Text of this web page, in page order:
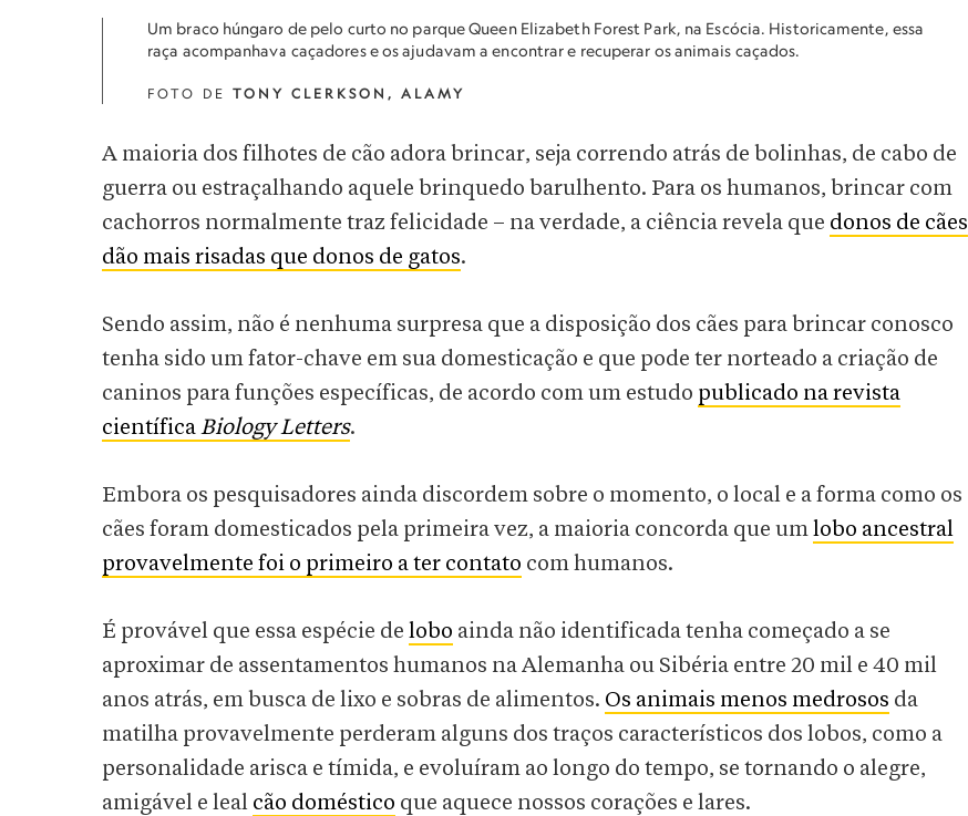
Um braco húngaro de pelo curto no parque Queen Elizabeth Forest Park, na Escócia. Historicamente, essa
raça acompanhava caçadores e os ajudavam a encontrar e recuperar os animais caçados.
FOTO DE TONY CLERKSON, ALAMY
A maioria dos filhotes de cão adora brincar, seja correndo atrás de bolinhas, de cabo de
guerra ou estraçalhando aquele brinquedo barulhento. Para os humanos, brincar com
cachorros normalmente traz felicidade – na verdade, a ciência revela que donos de cães
dão mais risadas que donos de gatos.
Sendo assim, não é nenhuma surpresa que a disposição dos cães para brincar conosco
tenha sido um fator-chave em sua domesticação e que pode ter norteado a criação de
caninos para funções específicas, de acordo com um estudo publicado na revista
científicaBiology Letters.
Embora os pesquisadores ainda discordem sobre o momento, o local e a forma como os
cães foram domesticados pela primeira vez, a maioria concorda que umlobo ancestral
provavelmente foi o primeiro a ter contato com humanos.
É provável que essa espécie de lobo ainda não identificada tenha começado a se
aproximar de assentamentos humanos na Alemanha ou Sibéria entre 20 mil e 40 mil
anos atrás, em busca de lixo e sobras de alimentos. Os animais menos medrosos da
matilha provavelmente perderam alguns dos traços característicos dos lobos, como a
personalidade arisca e tímida, e evoluíram ao longo do tempo, se tornando o alegre,
amigável e leal cão doméstico que aquece nossos corações e lares.